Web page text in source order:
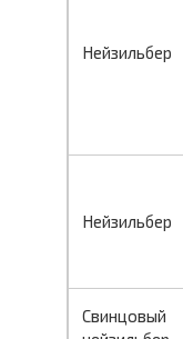
Нейзильбер
Нейзильбер
Свинцовый